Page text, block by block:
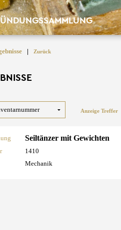
| Zurück
Anzeige Treffer
Seiltänzer mit Gewichten
1410
Mechanik